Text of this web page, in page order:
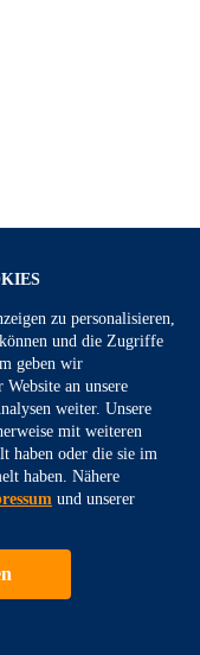
zu personalisieren,
und die Zugriffe
geben wir
an unsere
weiter. Unsere
mit weiteren
haben oder die sie im
haben. Nähere
und unserer